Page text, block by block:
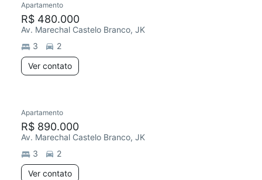
Apartamento
R$ 480.000
Av. Marechal Castelo Branco, JK
3
2
Ver contato
Apartamento
R$ 890.000
Av. Marechal Castelo Branco, JK
3
2
Ver contato